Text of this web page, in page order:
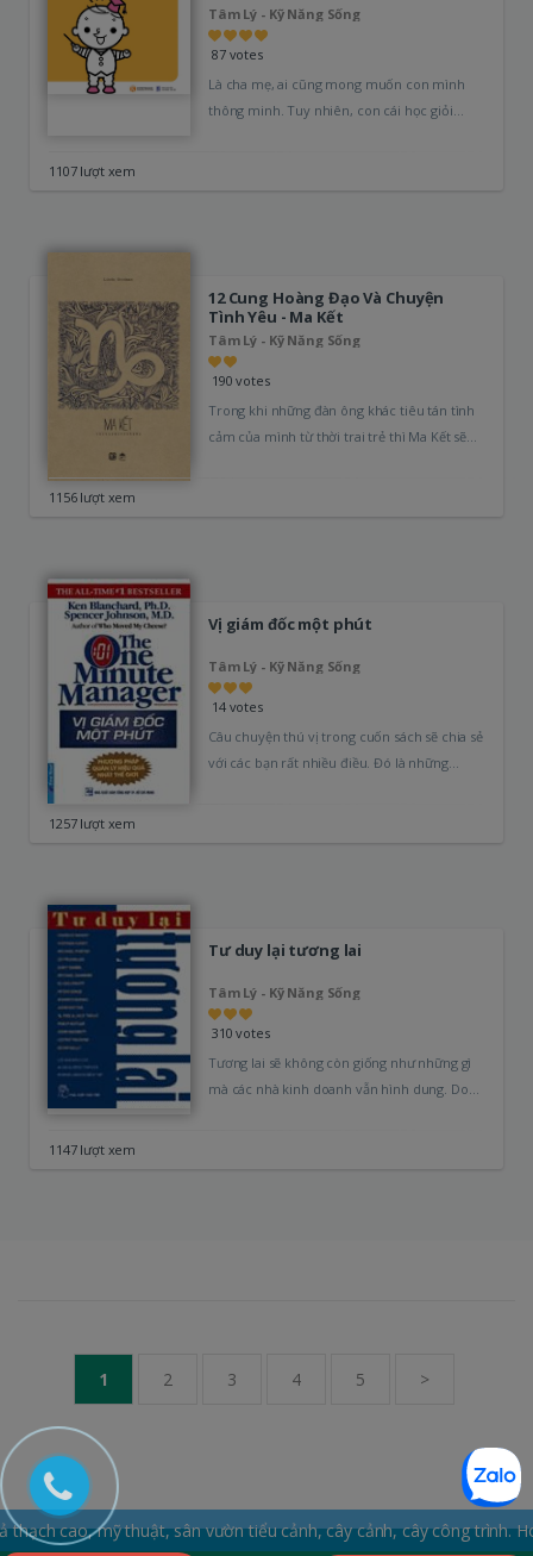
Tâm Lý - Kỹ Năng Sống
87 votes
Là cha mẹ, ai cũng mong muốn con mình
thông minh. Tuy nhiên, con cái học giỏi
1107 lượt xem
12 Cung Hoàng Đạo Và Chuyện
Tình Yêu - Ma Kết
Tâm Lý - Kỹ Năng Sống
190 votes
Trong khi những đàn ông khác tiêu tán tình
cảm của mình từ thời trai trẻ thì Ma Kết sẽ…
1156 lượt xem
Vị giám đốc một phút
Tâm Lý - Kỹ Năng Sống
14 votes
Câu chuyện thú vị trong cuốn sách sẽ chia sẻ
với các bạn rất nhiều điều. Đó là những
1257 lượt xem
Tư duy lại tương lai
Tâm Lý - Kỹ Năng Sống
310 votes
Tương lai sẽ không còn giống như những gì
mà các nhà kinh doanh vẫn hình dung. Do
1147 lượt xem
1 2 3 4 5 >
cao, mỹ thuật, sân vườn tiểu cảnh, cây cảnh, cây công trình.